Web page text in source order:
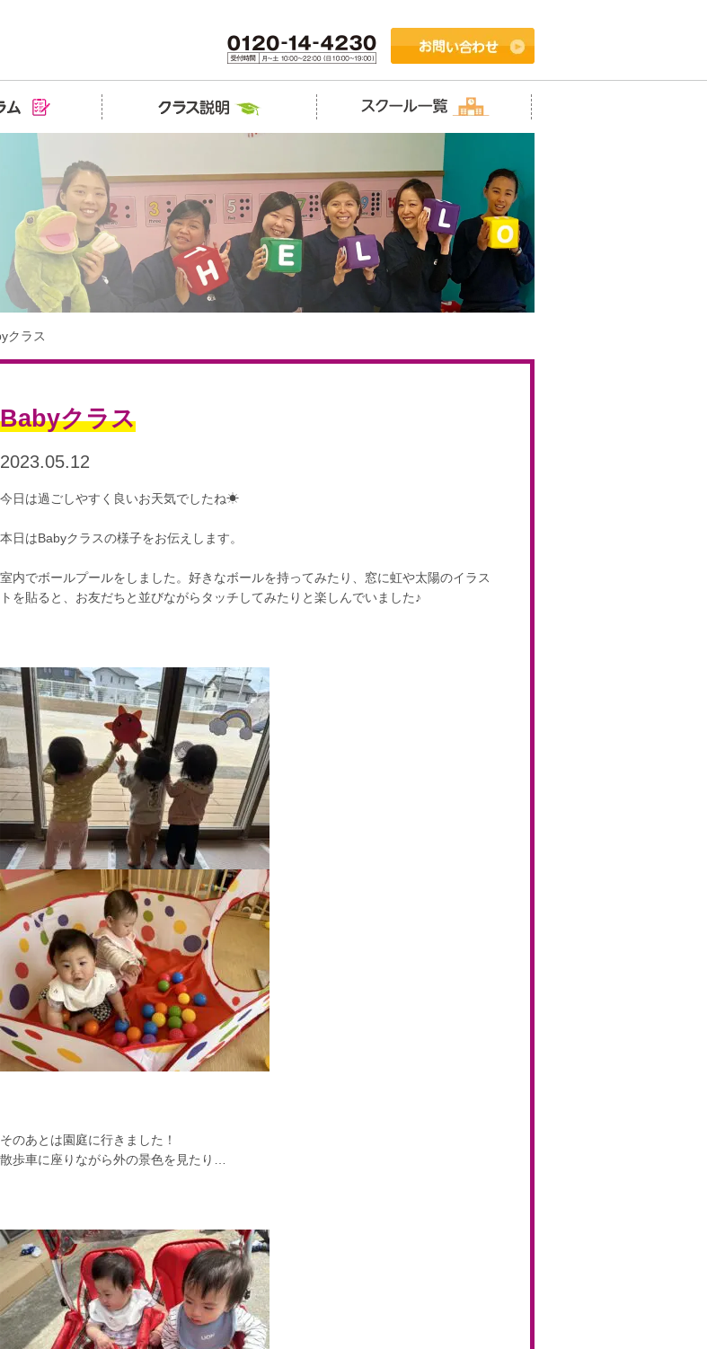
クラス
Babyクラス
2023.05.12
今日は過ごしやすく良いお天気でしたね☀︎
本日はBabyクラスの様子をお伝えします。
室内でボールプールをしました。好きなボールを持ってみたり、窓に虹や太陽のイラス
トを貼ると、お友だちと並びながらタッチしてみたりと楽しんでいました♪
そのあとは園庭に行きました！
散歩車に座りながら外の景色を見たり…